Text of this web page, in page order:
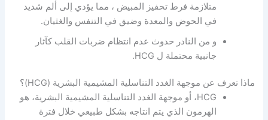
متلازمة فرط تحفيز المبيض ، مما يؤدي إلى ألم شديد
في الحوض والمعدة وضيق في التنفس والغثيان.
و من النادر حدوث عدم انتظام ضربات القلب كآثار
جانبية محتملة ل HCG.
ماذا تعرف عن موجهة الغدد التناسلية المشيمية البشرية (HCG)؟
HCG، أو موجهة الغدد التناسلية المشيمية البشرية، هو
الهرمون الذي يتم انتاجه بشكل طبيعي خلال فترة